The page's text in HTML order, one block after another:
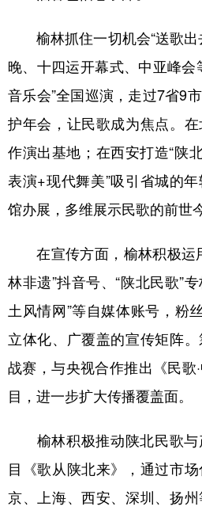
榆林抓住一切机会“送歌出
晚、十四运开幕式、中亚峰会
音乐会”全国巡演，走过7省9
护年会，让民歌成为焦点。
作演出基地；在西安打造“陕
表演+现代舞美”吸引省城的
馆办展，多维展示民歌的前世
在宣传方面，榆林积极运
林非遗”抖音号、“陕北民歌”
土风情网”等自媒体账号，粉
立体化、广覆盖的宣传矩阵
战赛，与央视合作推出《民歌
目，进一步扩大传播覆盖面。
榆林积极推动陕北民歌与
目《歌从陕北来》，通过市
京、上海、西安、深圳、扬